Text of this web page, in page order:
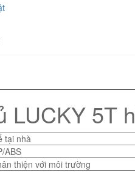
LUCKY 5T
tại nhà
ABS
thiện với môi trường